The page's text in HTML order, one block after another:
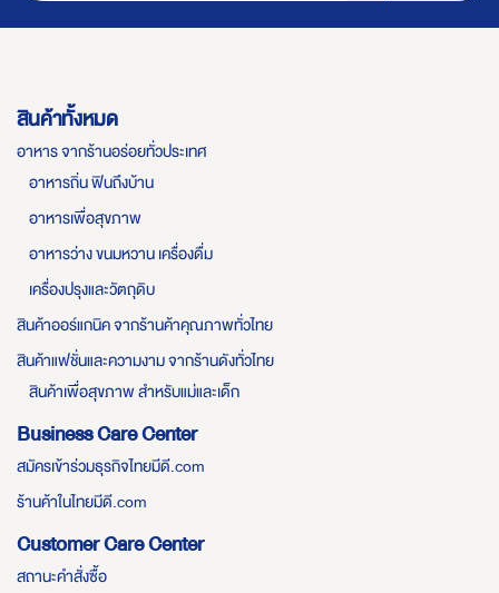
สินค้าทั้งหมด
อาหาร จากร้านอร่อยทั่วประเทศ
อาหารถิ่น ฟินถึงบ้าน
อาหารเพื่อสุขภาพ
อาหารว่าง ขนมหวาน เครื่องดื่ม
เครื่องปรุงและวัตถุดิบ
สินค้าออร์แกนิค จากร้านค้าคุณภาพทั่วไทย
สินค้าแฟชั่นและความงาม จากร้านดังทั่วไทย
สินค้าเพื่อสุขภาพ สำหรับแม่และเด็ก
Business Care Center
สมัครเข้าร่วมธุรกิจไทยมีดี.com
ร้านค้าในไทยมีดี.com
Customer Care Center
สถานะคำสั่งซื้อ